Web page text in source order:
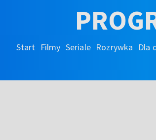
Start Filmy Seriale Rozrywka Dla